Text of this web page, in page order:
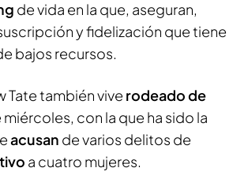
de vida en la que, aseguran,
y fidelización que tiene
bajos recursos.
Tate también vive rodeado de
con la que ha sido la
acusan de varios delitos de
a cuatro mujeres.